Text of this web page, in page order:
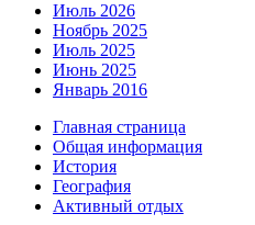
Июль 2026
Ноябрь 2025
Июль 2025
Июнь 2025
Январь 2016
Главная страница
Общая информация
История
География
Активный отдых